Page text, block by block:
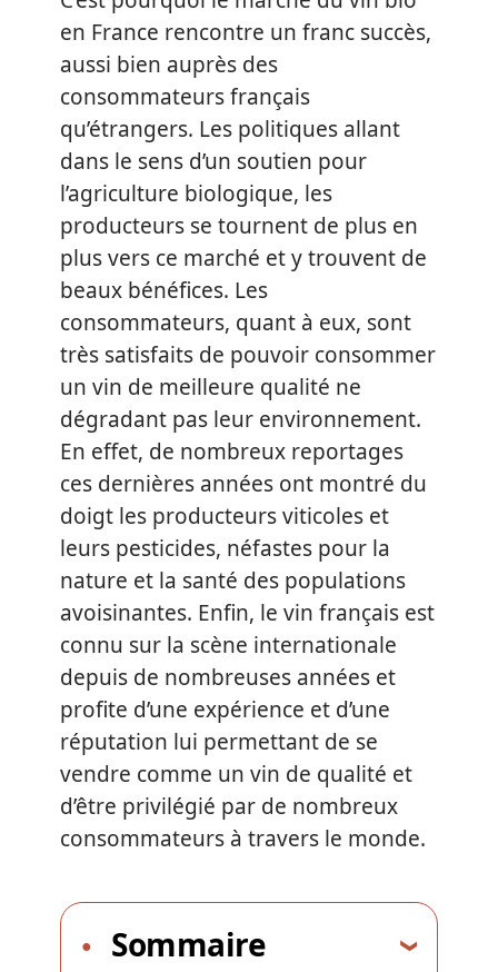
en France rencontre un franc succès,
aussi bien auprès des
consommateurs français
qu’étrangers. Les politiques allant
dans le sens d’un soutien pour
l’agriculture biologique, les
producteurs se tournent de plus en
plus vers ce marché et y trouvent de
beaux bénéfices. Les
consommateurs, quant à eux, sont
très satisfaits de pouvoir consommer
un vin de meilleure qualité ne
dégradant pas leur environnement.
En effet, de nombreux reportages
ces dernières années ont montré du
doigt les producteurs viticoles et
leurs pesticides, néfastes pour la
nature et la santé des populations
avoisinantes. Enfin, le vin français est
connu sur la scène internationale
depuis de nombreuses années et
profite d’une expérience et d’une
réputation lui permettant de se
vendre comme un vin de qualité et
d’être privilégié par de nombreux
consommateurs à travers le monde.
Sommaire